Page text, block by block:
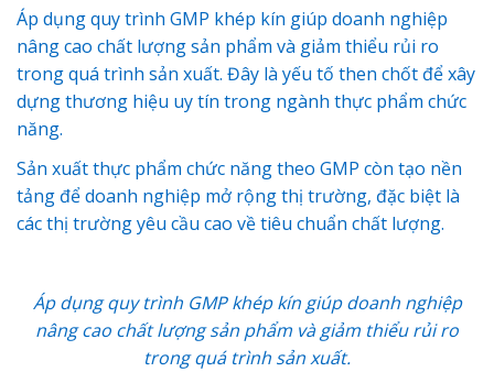
Áp dụng quy trình GMP khép kín giúp doanh nghiệp
nâng cao chất lượng sản phẩm và giảm thiểu rủi ro
trong quá trình sản xuất. Đây là yếu tố then chốt để xây
dựng thương hiệu uy tín trong ngành thực phẩm chức
năng.
Sản xuất thực phẩm chức năng theo GMP còn tạo nền
tảng để doanh nghiệp mở rộng thị trường, đặc biệt là
các thị trường yêu cầu cao về tiêu chuẩn chất lượng.
Áp dụng quy trình GMP khép kín giúp doanh nghiệp
nâng cao chất lượng sản phẩm và giảm thiểu rủi ro
trong quá trình sản xuất.